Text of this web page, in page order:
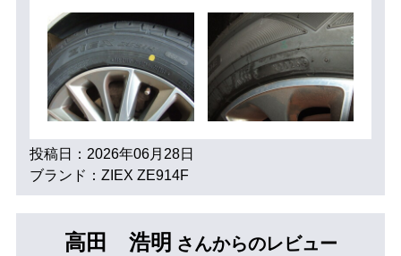
投稿日：2026年06月28日
ブランド：ZIEX ZE914F
高田 浩明 さんからのレビュー